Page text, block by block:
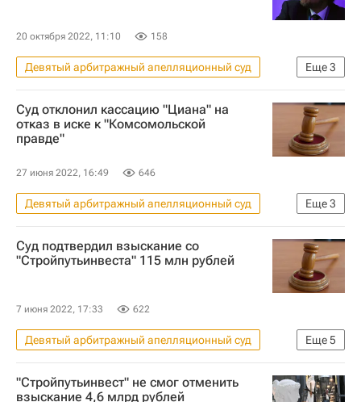
20 октября 2022, 11:10 158
Еще3
Девятый арбитражный апелляционный суд
Промсвязьбанк
Дмитрий Ананьев
Девелоперы
Суд отклонил кассацию "Циана" на
отказ в иске к "Комсомольской
правде"
27 июня 2022, 16:49 646
Еще3
Девятый арбитражный апелляционный суд
Циан Групп
Суды Происшествия
Суд подтвердил взыскание со
"Стройпутьинвеста" 115 млн рублей
7 июня 2022, 17:33 622
Еще5
Девятый арбитражный апелляционный суд
Происшествия
Игорь Левитин
Каменногорск
Финский залив
"Стройпутьинвест" не смог отменить
взыскание 4,6 млрд рублей